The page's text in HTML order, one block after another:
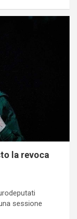
la revoca
sessione